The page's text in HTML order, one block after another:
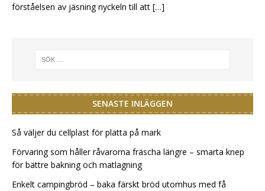
förståelsen av jäsning nyckeln till att […]
SENASTE INLÄGGEN
Så väljer du cellplast för platta på mark
Förvaring som håller råvarorna fräscha längre – smarta knep
för bättre bakning och matlagning
Enkelt campingbröd – baka färskt bröd utomhus med få